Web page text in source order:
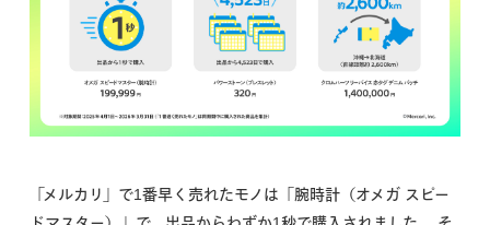
「メルカリ」で1番早く売れたモノは「腕時計（オメガ スピー